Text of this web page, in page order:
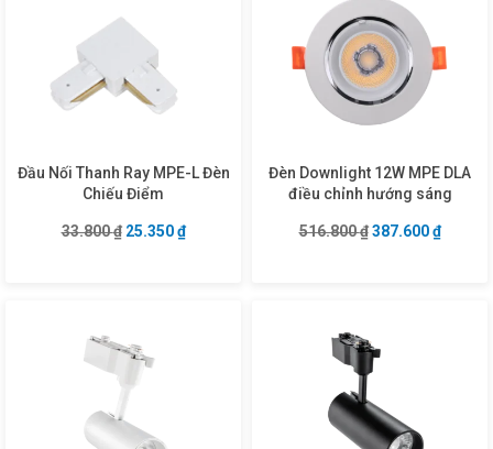
Đầu Nối Thanh Ray MPE-L Đèn
Chiếu Điểm
33.800₫ Giá gốc là: 33.800 ₫.
25.350₫Giá hiện tại là: 25.350 ₫.
Đèn Downlight 12W MPE DLA
điều chỉnh hướng sáng
516.800₫ Giá gốc là:
387.600₫Giá